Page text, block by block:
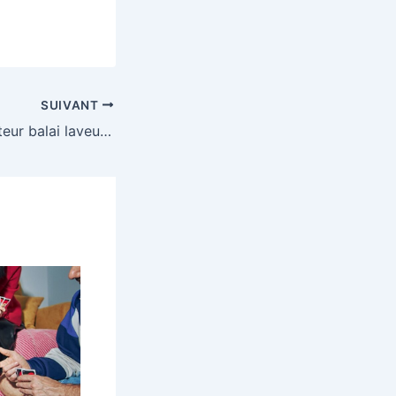
SUIVANT
Gagnez un aspirateur balai laveur sans fil Kärcher FCV4